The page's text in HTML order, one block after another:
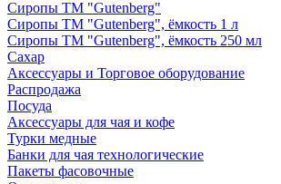
Сиропы ТМ "Gutenberg"
Сиропы ТМ "Gutenberg", ёмкость 1 л
Сиропы ТМ "Gutenberg", ёмкость 250 мл
Сахар
Аксессуары и Торговое оборудование
Распродажа
Посуда
Аксессуары для чая и кофе
Турки медные
Банки для чая технологические
Пакеты фасовочные